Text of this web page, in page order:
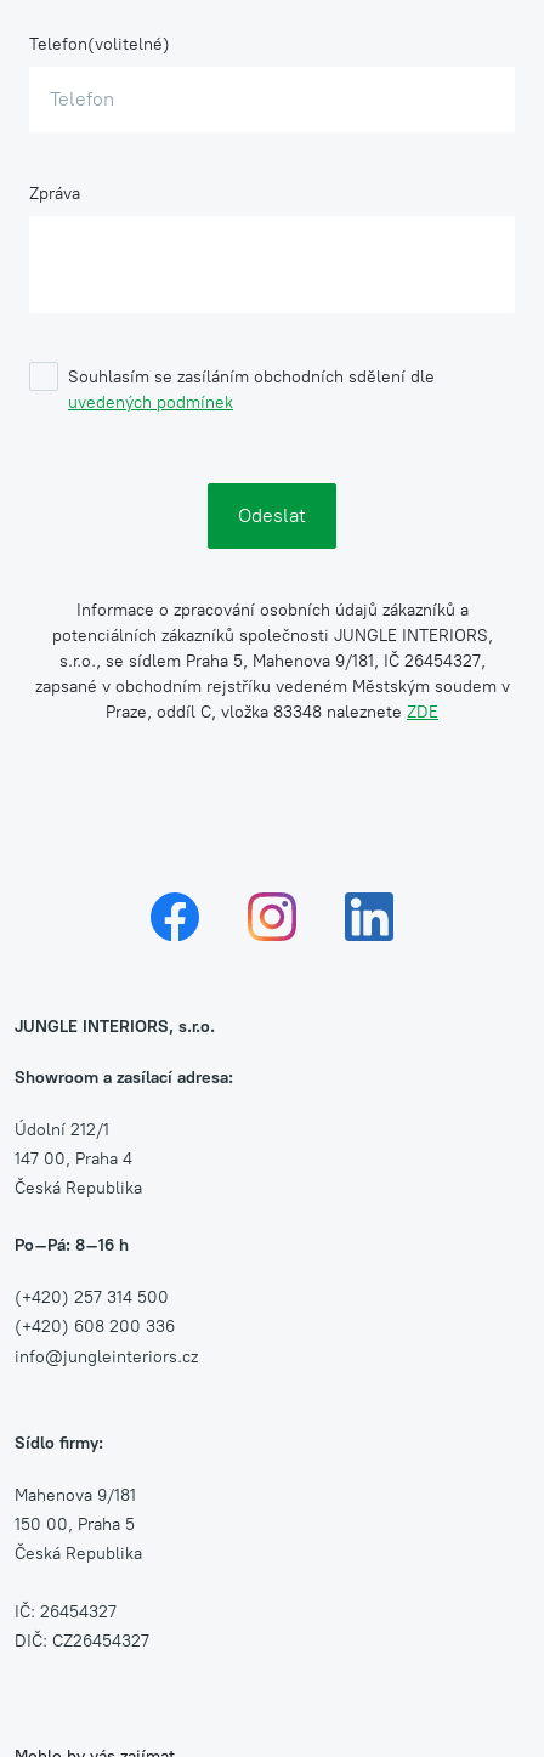
Telefon
Zpráva
Souhlasím se zasíláním obchodních sdělení dle
uvedených podmínek
Informace o zpracování osobních údajů zákazníků a
potenciálních zákazníků společnosti JUNGLE INTERIORS,
s.r.o., se sídlem Praha 5, Mahenova 9/181, IČ 26454327,
zapsané v obchodním rejstříku vedeném Městským soudem v
Praze, oddíl C, vložka 83348 naleznete ZDE
JUNGLE INTERIORS, s.r.o.
Showroom a zasílací adresa:
Údolní 212/1
147 00, Praha 4
Česká Republika
Po–Pá: 8–16 h
(+420) 257 314 500
(+420) 608 200 336
info@jungleinteriors.cz
Sídlo firmy:
Mahenova 9/181
150 00, Praha 5
Česká Republika
IČ: 26454327
DIČ: CZ26454327